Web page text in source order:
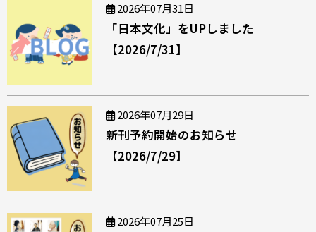
2026年07月31日
「日本文化」をUPしました
【2026/7/31】
2026年07月29日
新刊予約開始のお知らせ
【2026/7/29】
2026年07月25日